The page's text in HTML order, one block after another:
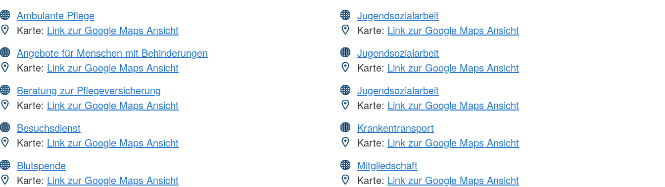
Ambulante Pflege
Karte: Link zur Google Maps Ansicht
Angebote für Menschen mit Behinderungen
Karte: Link zur Google Maps Ansicht
Beratung zur Pflegeversicherung
Karte: Link zur Google Maps Ansicht
Besuchsdienst
Karte: Link zur Google Maps Ansicht
Blutspende
Karte: Link zur Google Maps Ansicht
Jugendsozialarbeit
Karte: Link zur Google Maps Ansicht
Jugendsozialarbeit
Karte: Link zur Google Maps Ansicht
Jugendsozialarbeit
Karte: Link zur Google Maps Ansicht
Krankentransport
Karte: Link zur Google Maps Ansicht
Mitgliedschaft
Karte: Link zur Google Maps Ansicht